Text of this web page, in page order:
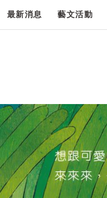
最新消息 藝文活動